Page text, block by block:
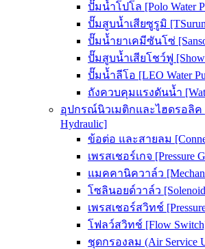
ปั๊มน้ำโปโล [Polo Water
ปั๊มสูบน้ำเสียซูรูมิ
ปั๊มน้ำยาเคมีซันโซ่
ปั๊มสูบน้ำเสียโชว์ฟู
ปั๊มน้ำลีโอ [LEO Water
ถังควบคุมแรงดันน้ำ
อุปกรณ์นิวเมติกและไฮดรอลิค
Hydraulic]
ข้อต่อ และสายลม
เพรสเชอร์เกจ [Pressure
แมคคานิควาล์ว
โซลินอยด์วาล์ว
เพรสเชอร์สวิทช์
โฟลว์สวิทช์ [Flow
ชุดกรองลม (Air Service